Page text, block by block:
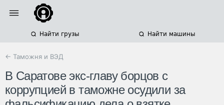
Найти грузы Найти машины
← Таможня и ВЭД
В Саратове экс-главу борцов с
коррупцией в таможне осудили за